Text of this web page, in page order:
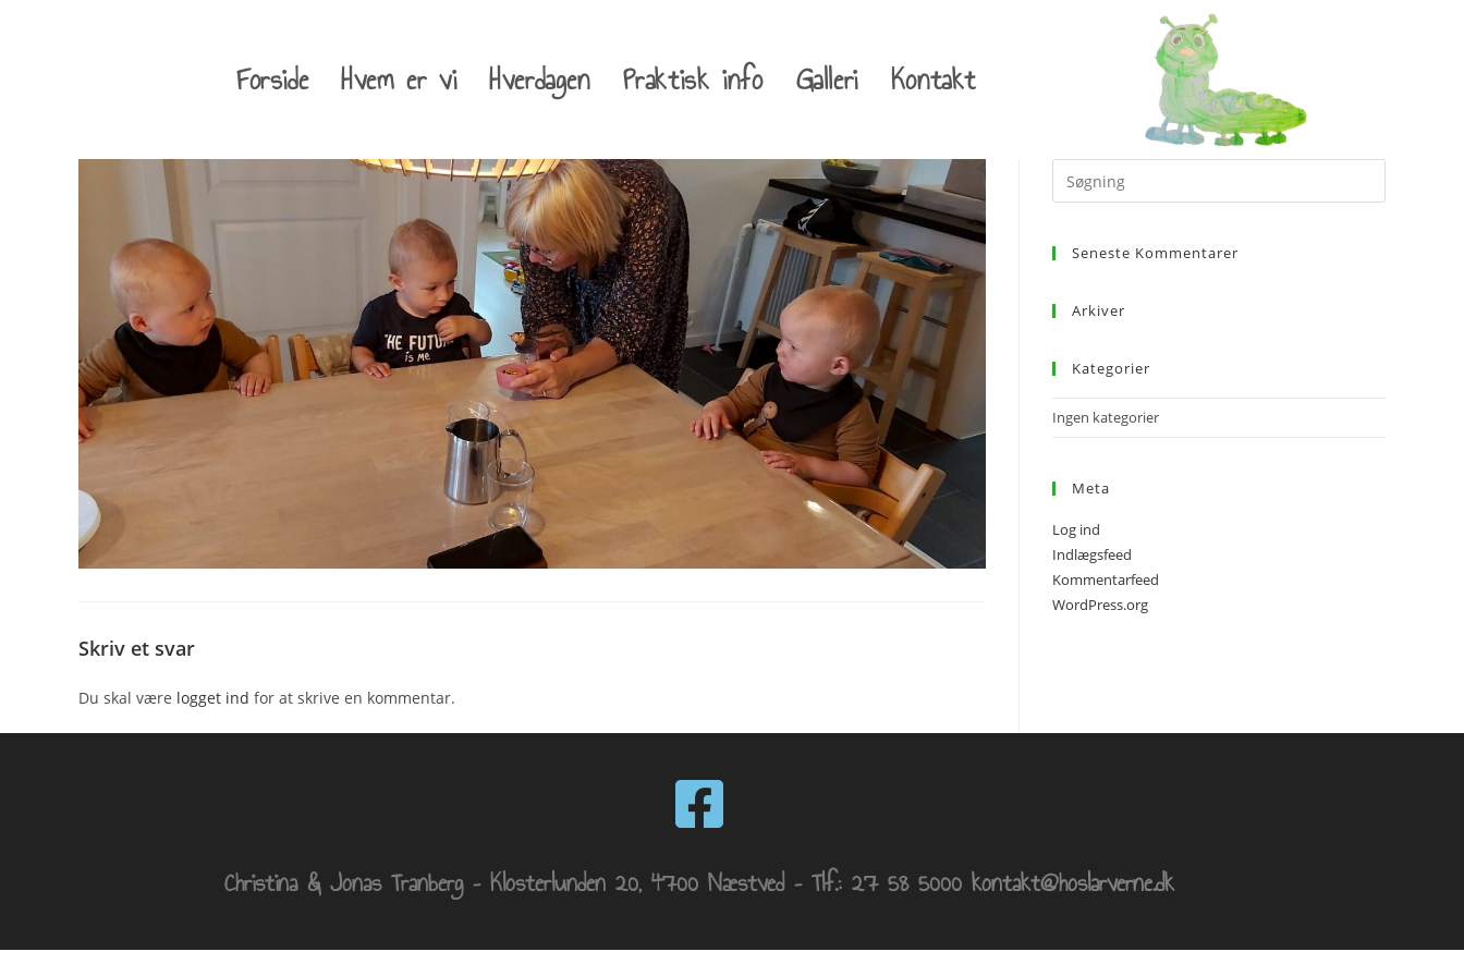
Forside Hvem er vi Hverdagen Praktisk info Galleri Kontakt
Skriv et svar
Du skal være logget ind for at skrive en kommentar.
Seneste Kommentarer
Arkiver
Kategorier
Ingen kategorier
Meta
Log ind
Indlægsfeed
Kommentarfeed
WordPress.org
Christina & Jonas Tranberg – Klosterlunden 20, 4700 Næstved – Tlf.: 27 58 5000 kontakt@hoslarverne.dk